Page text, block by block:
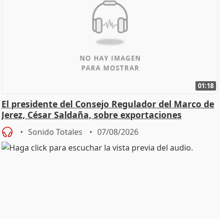
01:18
El presidente del Consejo Regulador del Marco de
Jerez, César Saldaña, sobre exportaciones
Sonido Totales 07/08/2026